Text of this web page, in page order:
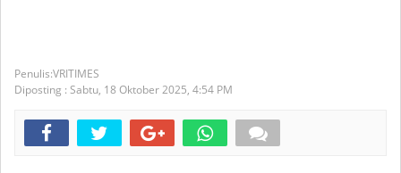
VRITIMES
Diposting : Sabtu, 18 Oktober 2025, 4:54 PM